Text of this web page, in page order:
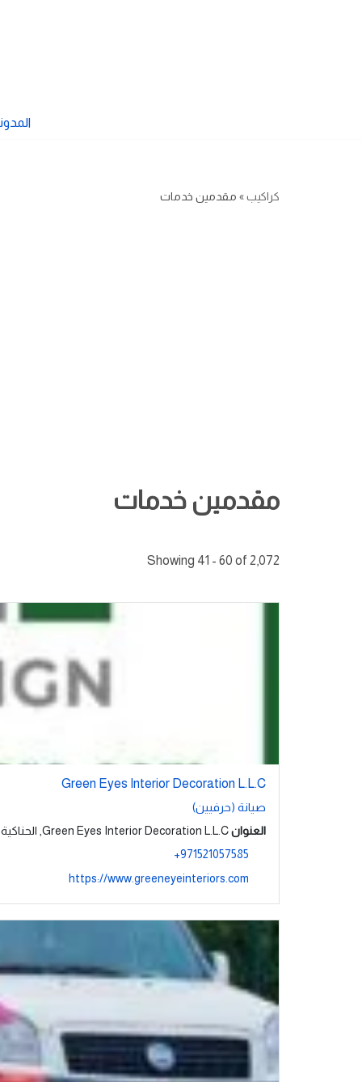
كراكيب» مقدمين خدمات
مقدمين خدمات
Showing 41 - 60 of 2,072
Green Eyes Interior Decoration L.L.C
صيانة (حرفيين)
العنوانGreen Eyes Interior Decoration L.L.C, الحناكية
971521057585+
https://www.greeneyeinteriors.com